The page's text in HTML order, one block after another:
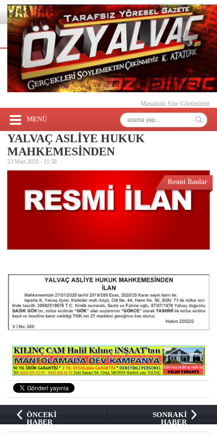
Masaüstü Site Görünümü
MENÜ
YALVAÇ ASLİYE HUKUK
MAHKEMESİNDEN
23 Mart 2020 - 11:58
Resmi İlanlar
ÖNCEKİ
HABER
SONRAKİ
HABER